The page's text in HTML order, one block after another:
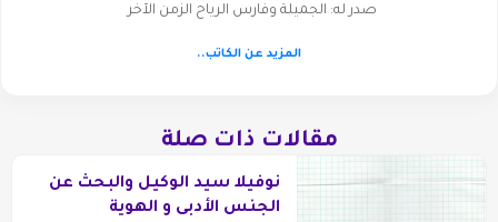
صدر له: الجميلة وفارس الرياح الزمن الآخر
المزيد عن الكاتب..
مقالات ذات صلة
نوفيلا سيد الوكيل والبحث عن
الجنس الأدبى و الهوية